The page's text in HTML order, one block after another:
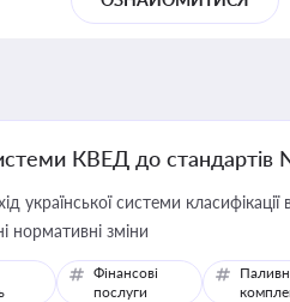
КВЕД до стандартів
української системи
нормативні зміни
Фінансові
послуги